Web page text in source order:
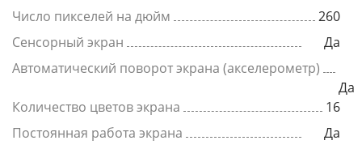
Число пикселей на дюйм
260
Сенсорный экран
Да
Автоматический поворот экрана (акселерометр)
Да
Количество цветов экрана
16
Постоянная работа экрана
Да